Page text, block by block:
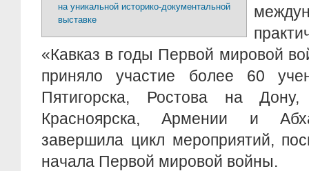
на уникальной историко-документальной
выставке
«Кавказ в годы Первой мировой
приняло участие более 60
Пятигорска, Ростова на
Красноярска, Армении и
завершила цикл мероприятий,
начала Первой мировой войны.